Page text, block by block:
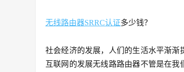
无线路由器SRRC认证多少钱？
社会经济的发展，人们的生活水平渐
互联网的发展无线路路由器不管是在